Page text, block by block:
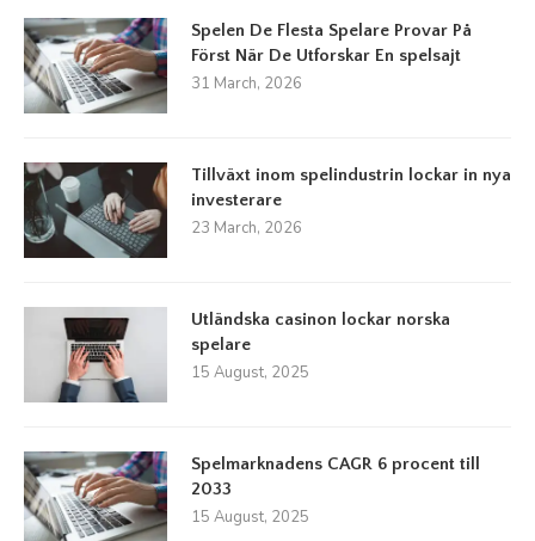
Spelen De Flesta Spelare Provar På
Först När De Utforskar En spelsajt
31 March, 2026
Tillväxt inom spelindustrin lockar in nya
investerare
23 March, 2026
Utländska casinon lockar norska
spelare
15 August, 2025
Spelmarknadens CAGR 6 procent till
2033
15 August, 2025